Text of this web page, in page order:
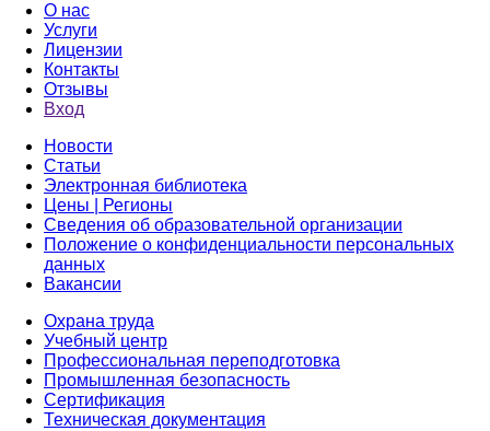
О нас
Услуги
Лицензии
Контакты
Отзывы
Вход
Новости
Статьи
Электронная библиотека
Цены | Регионы
Сведения об образовательной организации
Положение о конфиденциальности персональных
данных
Вакансии
Охрана труда
Учебный центр
Профессиональная переподготовка
Промышленная безопасность
Сертификация
Техническая документация